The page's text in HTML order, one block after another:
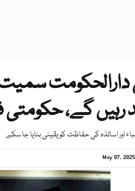
دارالحکومت
رہیں گے،
اور اساتذہ کی حفاظت کو یقینی بنایا جا سکے
May 07, 2025